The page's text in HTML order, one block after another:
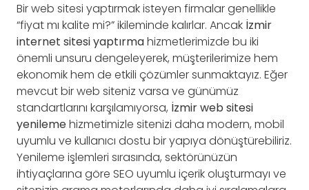
Bir web sitesi yaptırmak isteyen firmalar genellikle
“fiyat mı kalite mi?” ikileminde kalırlar. Ancak İzmir
internet sitesi yaptırmahizmetlerimizde bu iki
önemli unsuru dengeleyerek, müşterilerimize hem
ekonomik hem de etkili çözümler sunmaktayız. Eğer
mevcut bir web siteniz varsa ve günümüz
standartlarını karşılamıyorsa, İzmir web sitesi
yenilemehizmetimizle sitenizi daha modern, mobil
uyumlu ve kullanıcı dostu bir yapıya dönüştürebiliriz.
Yenileme işlemleri sırasında, sektörünüzün
ihtiyaçlarına göre SEO uyumlu içerik oluşturmayı ve